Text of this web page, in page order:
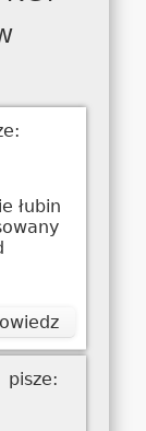
łubin
pisze: